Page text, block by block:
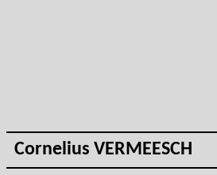
Cornelius VERMEESCH